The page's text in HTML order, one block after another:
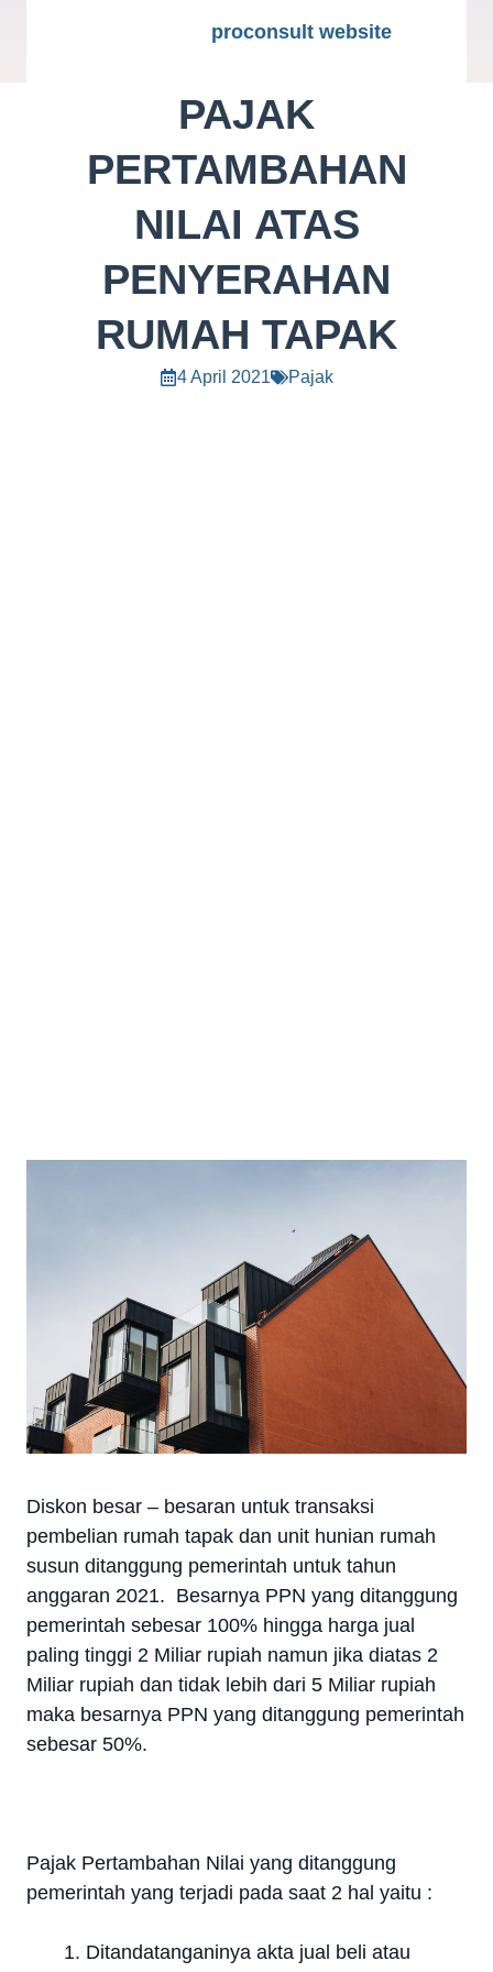
proconsult website
PAJAK
PERTAMBAHAN
NILAI ATAS
PENYERAHAN
RUMAH TAPAK
4 April 2021 Pajak
Diskon besar – besaran untuk transaksi
pembelian rumah tapak dan unit hunian rumah
susun ditanggung pemerintah untuk tahun
anggaran 2021. Besarnya PPN yang ditanggung
pemerintah sebesar 100% hingga harga jual
paling tinggi 2 Miliar rupiah namun jika diatas 2
Miliar rupiah dan tidak lebih dari 5 Miliar rupiah
maka besarnya PPN yang ditanggung pemerintah
sebesar 50%.
Pajak Pertambahan Nilai yang ditanggung
pemerintah yang terjadi pada saat 2 hal yaitu :
Ditandatanganinya akta jual beli atau